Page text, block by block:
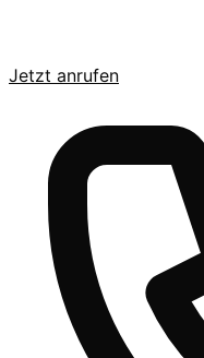
Jetzt anrufen